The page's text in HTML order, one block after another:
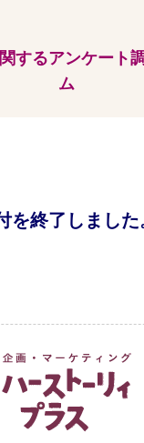
するアンケート
ム
を終了しました